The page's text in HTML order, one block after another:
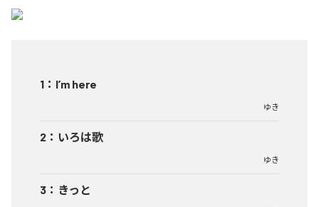
1 ： I’m here
ゆき
2 ： いろは歌
ゆき
3 ： きっと